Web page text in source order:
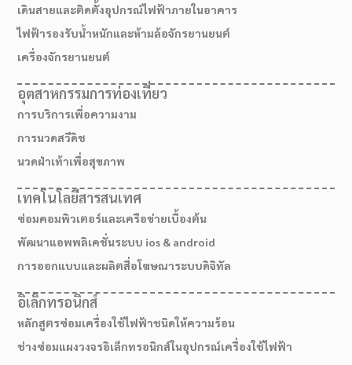
เส้นทางมาโรงเรียน
เดินสายและติดตั้งอุปกรณ์ไฟฟ้าภายในอาคาร
ไฟฟ้ารองรับน้ำหนักและห้ามล้อจักรยานยนต์
เครื่องจักรยานยนต์
อุตสาหกรรมการท่องเที่ยว
การบริการเพื่อความงาม
การนวดสวีดิช
นวดฝ่าเท้าเพื่อสุขภาพ
เทคโนโลยีสารสนเทศ
ซ่อมคอมพิวเตอร์และเครือข่ายเบื้องต้น
พัฒนาแอพพลิเคชั่นระบบ ios & android
การออกแบบและผลิตสื่อโฆษณาระบบดิจิทัล
อิเล็กทรอนิกส์
หลักสูตรซ่อมเครื่องใช้ไฟฟ้าชนิดให้ความร้อน
ช่างซ่อมแผงวงจรอิเล็กทรอนิกส์ในอุปกรณ์เครื่องใช้ไฟฟ้า